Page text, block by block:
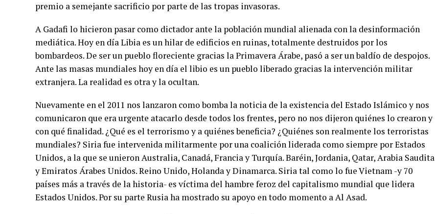
premio a semejante sacrificio por parte de las tropas invasoras.
A Gadafi lo hicieron pasar como dictador ante la población mundial alienada con la desinformación
mediática. Hoy en día Libia es un hilar de edificios en ruinas, totalmente destruidos por los
bombardeos. De ser un pueblo floreciente gracias la Primavera Árabe, pasó a ser un baldío de despojos.
Ante las masas mundiales hoy en día el libio es un pueblo liberado gracias la intervención militar
extranjera. La realidad es otra y la ocultan.
Nuevamente en el 2011 nos lanzaron como bomba la noticia de la existencia del Estado Islámico y nos
comunicaron que era urgente atacarlo desde todos los frentes, pero no nos dijeron quiénes lo crearon y
con qué finalidad. ¿Qué es el terrorismo y a quiénes beneficia? ¿Quiénes son realmente los terroristas
mundiales? Siria fue intervenida militarmente por una coalición liderada como siempre por Estados
Unidos, a la que se unieron Australia, Canadá, Francia y Turquía. Baréin, Jordania, Qatar, Arabia Saudita
y Emiratos Árabes Unidos. Reino Unido, Holanda y Dinamarca. Siria tal como lo fue Vietnam -y 70
países más a través de la historia- es víctima del hambre feroz del capitalismo mundial que lidera
Estados Unidos. Por su parte Rusia ha mostrado su apoyo en todo momento a Al Asad.